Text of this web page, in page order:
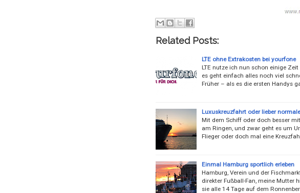
Related Posts:
LTE ohne Extrakosten bei yourfone
LTE nutze ich nun schon einige
es geht einfach alles noch viel
Früher – als es die ersten Handys
Luxuskreuzfahrt oder lieber
Mit dem Schiff oder doch besser
am Ringen, und zwar geht es um
Flieger oder doch mal eine
Einmal Hamburg sportlich erleben
Hamburg, Verein und der
direkter Fußball-Fan, meine Mutter
sie alle 14 Tage auf dem